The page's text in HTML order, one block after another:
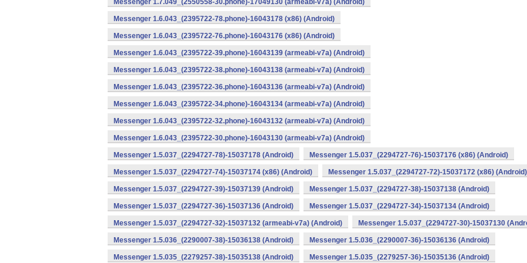
Messenger 1.7.049_(2550558-30.phone)-17049130 (armeabi-v7a) (Android)
Messenger 1.6.043_(2395722-78.phone)-16043178 (x86) (Android)
Messenger 1.6.043_(2395722-76.phone)-16043176 (x86) (Android)
Messenger 1.6.043_(2395722-39.phone)-16043139 (armeabi-v7a) (Android)
Messenger 1.6.043_(2395722-38.phone)-16043138 (armeabi-v7a) (Android)
Messenger 1.6.043_(2395722-36.phone)-16043136 (armeabi-v7a) (Android)
Messenger 1.6.043_(2395722-34.phone)-16043134 (armeabi-v7a) (Android)
Messenger 1.6.043_(2395722-32.phone)-16043132 (armeabi-v7a) (Android)
Messenger 1.6.043_(2395722-30.phone)-16043130 (armeabi-v7a) (Android)
Messenger 1.5.037_(2294727-78)-15037178 (Android) Messenger 1.5.037_(2294727-76)-15037176 (x86) (Android)
Messenger 1.5.037_(2294727-74)-15037174 (x86) (Android) Messenger 1.5.037_(2294727-72)-15037172 (x86) (Android)
Messenger 1.5.037_(2294727-39)-15037139 (Android) Messenger 1.5.037_(2294727-38)-15037138 (Android)
Messenger 1.5.037_(2294727-36)-15037136 (Android) Messenger 1.5.037_(2294727-34)-15037134 (Android)
Messenger 1.5.037_(2294727-32)-15037132 (armeabi-v7a) (Android) Messenger 1.5.037_(2294727-30)-15037130
Messenger 1.5.036_(2290007-38)-15036138 (Android) Messenger 1.5.036_(2290007-36)-15036136 (Android)
Messenger 1.5.035_(2279257-38)-15035138 (Android) Messenger 1.5.035_(2279257-36)-15035136 (Android)